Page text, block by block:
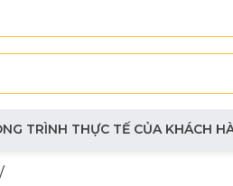
TRÌNH THỰC TẾ CỦA KHÁCH
/